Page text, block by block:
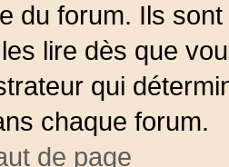
du forum. Ils
lire dès que
qui
chaque forum.
de page